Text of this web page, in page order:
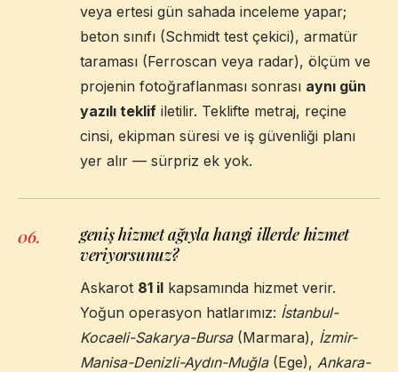
veya ertesi gün sahada inceleme yapar;
beton sınıfı (Schmidt test çekici), armatür
taraması (Ferroscan veya radar), ölçüm ve
projenin fotoğraflanması sonrası aynı gün
yazılı teklif iletilir. Teklifte metraj, reçine
cinsi, ekipman süresi ve iş güvenliği planı
yer alır — sürpriz ek yok.
06.
geniş hizmet ağıyla hangi illerde hizmet
veriyorsunuz?
Askarot 81 il kapsamında hizmet verir.
Yoğun operasyon hatlarımız: İstanbul-
Kocaeli-Sakarya-Bursa(Marmara), İzmir-
Manisa-Denizli-Aydın-Muğla(Ege), Ankara-